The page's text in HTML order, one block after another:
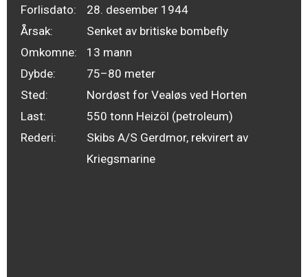
Forlisdato:
28. desember 1944
Årsak:
Senket av britiske bombefly
Omkomne:
13 mann
Dybde:
75–80 meter
Sted:
Nordøst for Vealøs ved Horten
Last:
550 tonn Heizöl (petroleum)
Rederi:
Skibs A/S Gerdmor, rekvirert av
Kriegsmarine